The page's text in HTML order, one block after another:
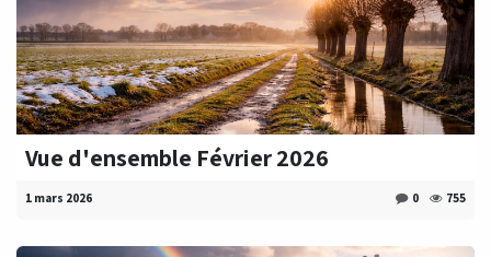
Vue d'ensemble Février 2026
1 mars 2026 0 755